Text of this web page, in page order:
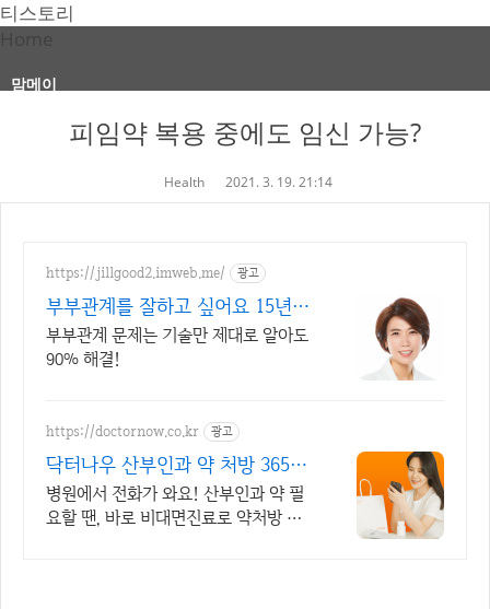
티스토리
맘메이
피임약 복용 중에도 임신 가능?
Health 2021. 3. 19. 21:14
https://jillgood2.imweb.me/ 광고
부부관계를 잘하고 싶어요 15년경
력 성상담전문 박소영
부부관계 문제는 기술만 제대로 알아도
90% 해결!
https://doctornow.co.kr 광고
닥터나우 산부인과 약 처방 365일
24시간 진료가능
병원에서 전화가 와요! 산부인과 약 필
요할 땐, 바로 비대면진료로 약처방 받